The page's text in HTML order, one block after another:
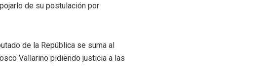
de su postulación por
de la República se suma al
Vallarino pidiendo justicia a las